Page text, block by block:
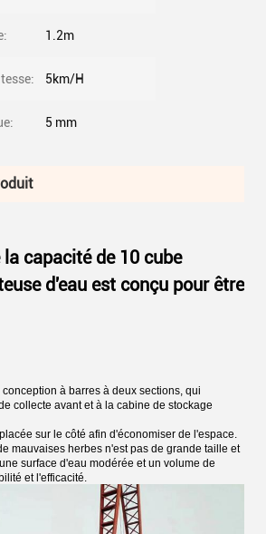
1.2m
5km/H
5 mm
capacité de 10 cube
d'eau est conçu pour être
à barres à deux sections, qui
collecte avant et à la cabine de stockage
sur le côté afin d'économiser de l'espace.
mauvaises herbes n'est pas de grande taille et
surface d'eau modérée et un volume de
et l'efficacité.